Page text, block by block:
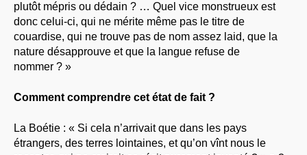
plutôt mépris ou dédain ? … Quel vice monstrueux est
donc celui-ci, qui ne mérite même pas le titre de
couardise, qui ne trouve pas de nom assez laid, que la
nature désapprouve et que la langue refuse de
nommer ? »
Comment comprendre cet état de fait ?
La Boétie : « Si cela n’arrivait que dans les pays
étrangers, des terres lointaines, et qu’on vînt nous le